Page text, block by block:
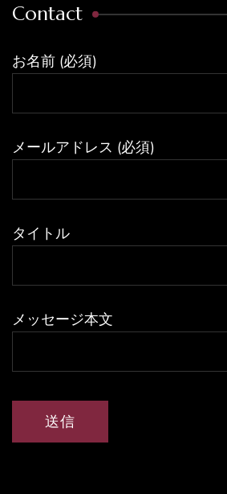
Contact
お名前 (必須)
メールアドレス (必須)
タイトル
メッセージ本文